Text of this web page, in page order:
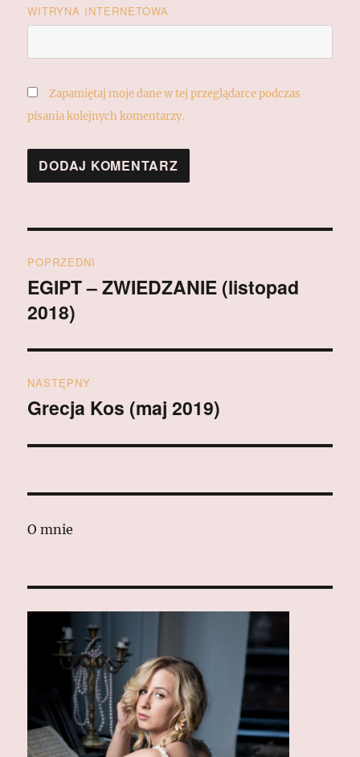
WITRYNA INTERNETOWA
Zapamiętaj moje dane w tej przeglądarce podczas
pisania kolejnych komentarzy.
wpisu
POPRZEDNI
Poprzedni
wpis:
EGIPT – ZWIEDZANIE (listopad
2018)
NASTĘPNY
Następny
Grecja Kos (maj 2019)
O mnie